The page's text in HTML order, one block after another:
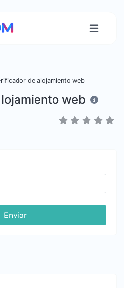
de alojamiento web
web
Enviar